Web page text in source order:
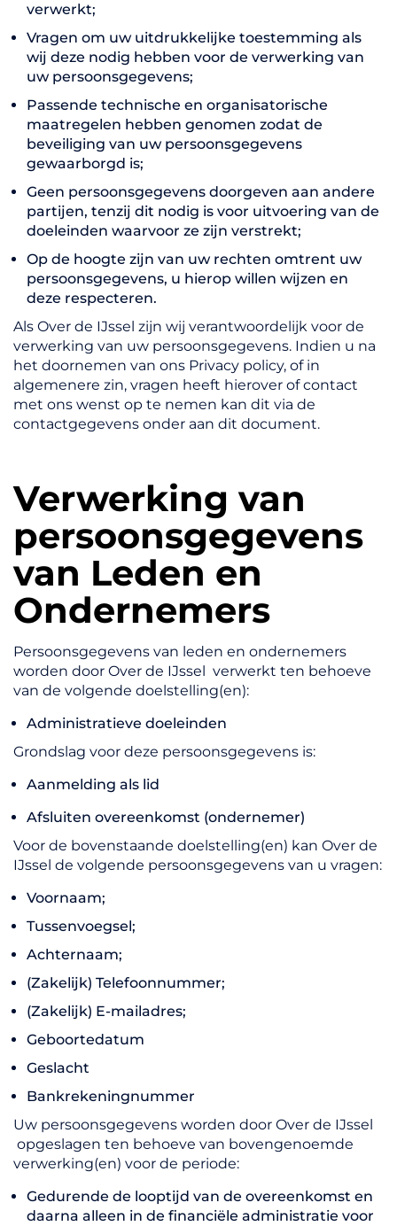
verwerkt;
Vragen om uw uitdrukkelijke toestemming als
wij deze nodig hebben voor de verwerking van
uw persoonsgegevens;
Passende technische en organisatorische
maatregelen hebben genomen zodat de
beveiliging van uw persoonsgegevens
gewaarborgd is;
Geen persoonsgegevens doorgeven aan andere
partijen, tenzij dit nodig is voor uitvoering van de
doeleinden waarvoor ze zijn verstrekt;
Op de hoogte zijn van uw rechten omtrent uw
persoonsgegevens, u hierop willen wijzen en
deze respecteren.
Als Over de IJssel zijn wij verantwoordelijk voor de
verwerking van uw persoonsgegevens. Indien u na
het doornemen van ons Privacy policy, of in
algemenere zin, vragen heeft hierover of contact
met ons wenst op te nemen kan dit via de
contactgegevens onder aan dit document.
Verwerking van
persoonsgegevens
van Leden en
Ondernemers
Persoonsgegevens van leden en ondernemers
worden door Over de IJssel verwerkt ten behoeve
van de volgende doelstelling(en):
Administratieve doeleinden
Grondslag voor deze persoonsgegevens is:
Aanmelding als lid
Afsluiten overeenkomst (ondernemer)
Voor de bovenstaande doelstelling(en) kan Over de
IJssel de volgende persoonsgegevens van u vragen:
Voornaam;
Tussenvoegsel;
Achternaam;
(Zakelijk) Telefoonnummer;
(Zakelijk) E-mailadres;
Geboortedatum
Geslacht
Bankrekeningnummer
Uw persoonsgegevens worden door Over de IJssel
opgeslagen ten behoeve van bovengenoemde
verwerking(en) voor de periode:
Gedurende de looptijd van de overeenkomst en
daarna alleen in de financiële administratie voor